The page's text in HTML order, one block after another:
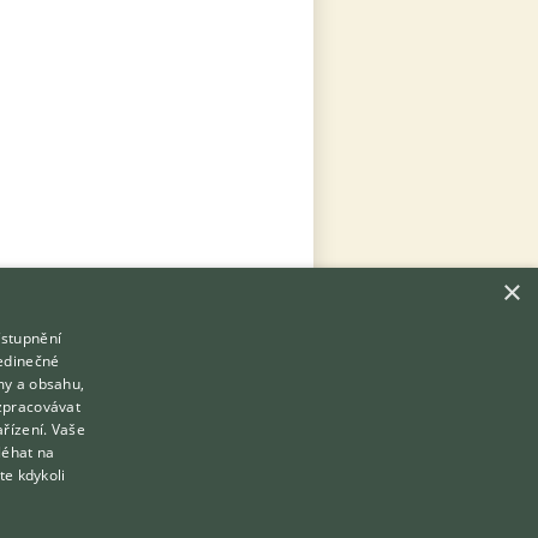
×
a obsahu,
Vaše
na
kdykoli